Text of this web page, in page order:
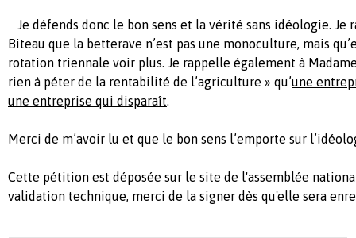
Je défends donc le bon sens et la vérité sans idéologie. Je
Biteau que la betterave n’est pas une monoculture, mais
rotation triennale voir plus. Je rappelle également à Madame
rien à péter de la rentabilité de l’agriculture » qu’une
une entreprise qui disparaît.
Merci de m’avoir lu et que le bon sens l’emporte sur
Cette pétition est déposée sur le site de l'assemblée
validation technique, merci de la signer dès qu'elle sera